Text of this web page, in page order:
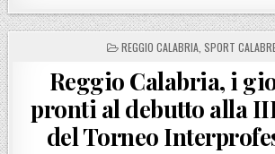
POSTED IN
REGGIO CALABRIA, SPORT
Reggio Calabria, i
pronti al debutto alla
del Torneo